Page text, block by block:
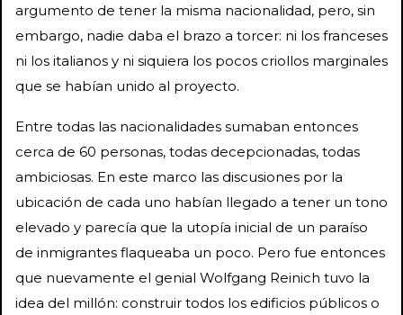
argumento de tener la misma nacionalidad, pero, sin
embargo, nadie daba el brazo a torcer: ni los franceses
ni los italianos y ni siquiera los pocos criollos marginales
que se habían unido al proyecto.
Entre todas las nacionalidades sumaban entonces
cerca de 60 personas, todas decepcionadas, todas
ambiciosas. En este marco las discusiones por la
ubicación de cada uno habían llegado a tener un tono
elevado y parecía que la utopía inicial de un paraíso
de inmigrantes flaqueaba un poco. Pero fue entonces
que nuevamente el genial Wolfgang Reinich tuvo la
idea del millón: construir todos los edificios públicos o